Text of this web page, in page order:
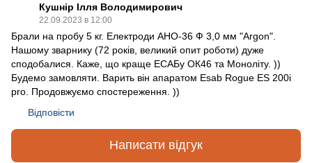
Кушнір Ілля Володимирович
22.09.2023 в 12:00
Брали на пробу 5 кг. Електроди АНО-36 Ф 3,0 мм "Argon".
Нашому зварнику (72 років, великий опит роботи) дуже
сподобалися. Каже, що краще ЕСАБу ОК46 та Моноліту. ))
Будемо замовляти. Варить він апаратом Esab Rogue ES 200i
pro. Продовжуємо спостереження. ))
Відповісти
Написати відгук